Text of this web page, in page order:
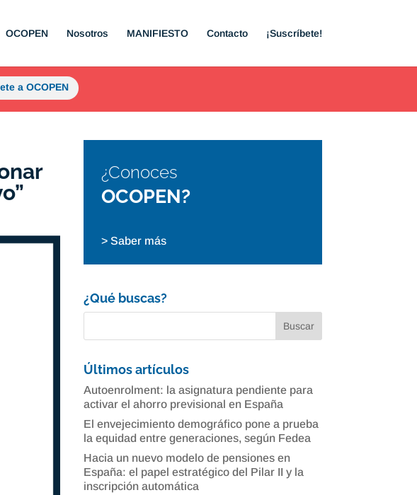
OCOPEN Nosotros MANIFIESTO Contacto ¡Suscríbete!
a OCOPEN
¿Conoces
OCOPEN?
> Saber más
¿Qué buscas?
Últimos artículos
Autoenrolment: la asignatura pendiente para
activar el ahorro previsional en España
El envejecimiento demográfico pone a prueba
la equidad entre generaciones, según Fedea
Hacia un nuevo modelo de pensiones en
España: el papel estratégico del Pilar II y la
inscripción automática